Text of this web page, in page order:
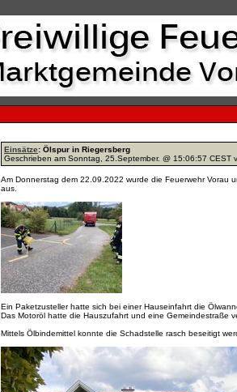
Einsätze: Ölspur in Riegersberg
Geschrieben am Sonntag, 25.September. @ 15:06:57 CEST
Am Donnerstag dem 22.09.2022 wurde die Feuerwehr Vorau
aus.
Ein Paketzusteller hatte sich bei einer Hauseinfahrt die
Das Motoröl hatte die Hauszufahrt und eine Gemeindestraße
Mittels Ölbindemittel konnte die Schadstelle rasch beseitigt